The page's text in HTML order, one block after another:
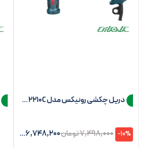
دریل چکشی رونیکس مدل 2210C (سه نظام 13)
-10%
7,498,000تومان6,748,200تومان